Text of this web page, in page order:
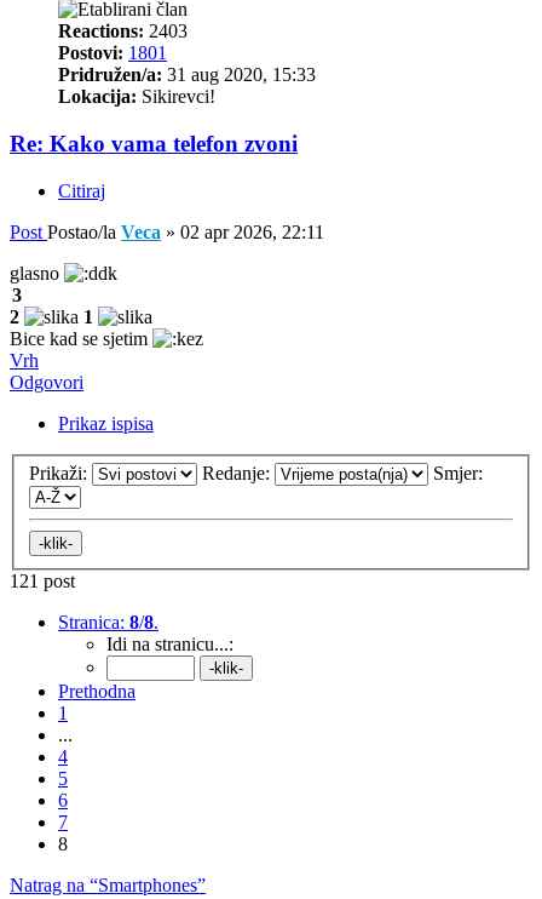
Reactions: 2403
Postovi: 1801
Pridružen/a: 31 aug 2020, 15:33
Lokacija: Sikirevci!
Re: Kako vama telefon zvoni
Citiraj
Post Postao/la Veca » 02 apr 2026, 22:11
glasno
3
2
1
Bice kad se sjetim
Vrh
Odgovori
Prikaz ispisa
Prikaži: Redanje: Smjer:
121 post
Stranica: 8/8.
Idi na stranicu...:
Prethodna
1
...
4
5
6
7
8
Natrag na “Smartphones”